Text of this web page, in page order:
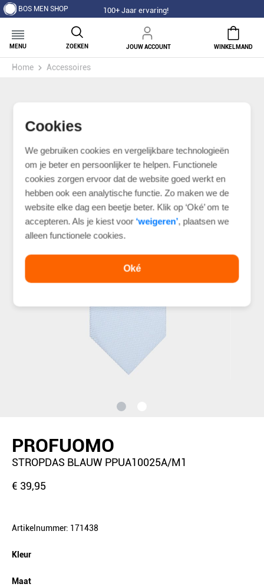
Cookies
We gebruiken cookies en vergelijkbare technologieën
om je beter en persoonlijker te helpen. Functionele
cookies zorgen ervoor dat de website goed werkt en
hebben ook een analytische functie. Zo maken we de
website elke dag een beetje beter. Klik op ‘Oké’ om te
accepteren. Als je kiest voor ‘weigeren’, plaatsen we
alleen functionele cookies.
Oké
BOS MEN SHOP 100+ Jaar ervaring!
MENU ZOEKEN JOUW ACCOUNT WINKELMAND
Home Accessoires
PROFUOMO
STROPDAS BLAUW PPUA10025A/M1
€ 39,95
Artikelnummer: 171438
Kleur
Maat